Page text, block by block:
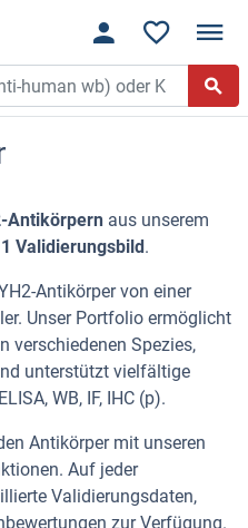
Antikörpern aus unserem
1 Validierungsbild .
Antikörper von einer
Unser Portfolio ermöglicht
verschiedenen Spezies,
unterstützt vielfältige
WB, IF, IHC (p).
Antikörper mit unseren
Auf jeder
Validierungsdaten,
zur Verfügung.